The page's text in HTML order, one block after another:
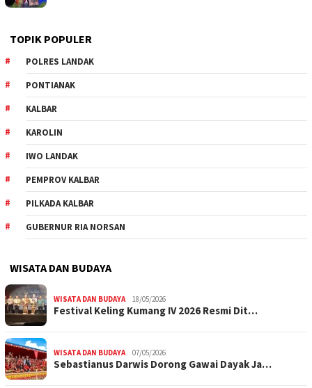
TOPIK POPULER
POLRES LANDAK
PONTIANAK
KALBAR
KAROLIN
IWO LANDAK
PEMPROV KALBAR
PILKADA KALBAR
GUBERNUR RIA NORSAN
WISATA DAN BUDAYA
WISATA DAN BUDAYA 18/05/2026
Festival Keling Kumang IV 2026 Resmi Dit…
WISATA DAN BUDAYA 07/05/2026
Sebastianus Darwis Dorong Gawai Dayak Ja…